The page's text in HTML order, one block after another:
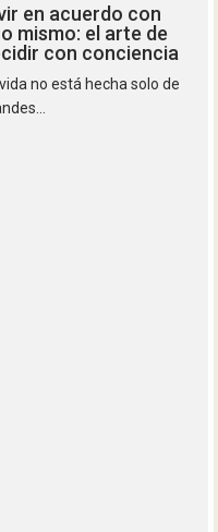
en acuerdo con
mismo: el arte de
con conciencia
vida no está hecha solo de